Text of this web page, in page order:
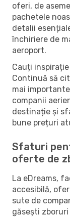
oferi, de
pachetele
detalii
închiriere de
aeroport.
Cauți
Continuă să
mai
companii
destinație și
bune prețuri
Sfaturi
oferte de
La eDreams,
accesibilă,
sute de
găsești